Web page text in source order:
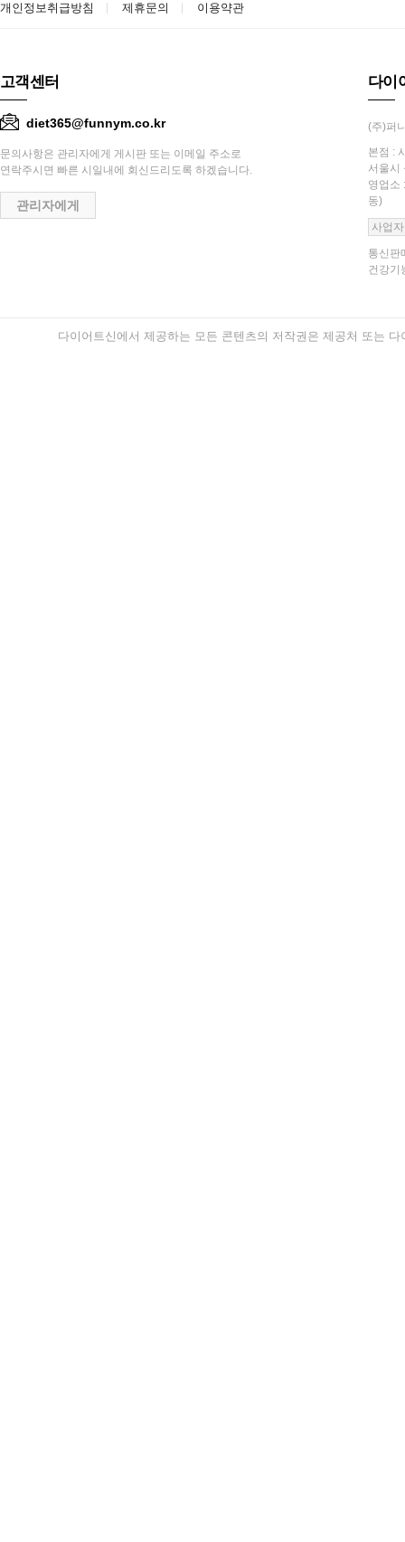
개인정보취급방침 제휴문의 이용약관
고객센터
diet365@funnym.co.kr
문의사항은 관리자에게 게시판 또는 이메일 주소로
연락주시면 빠른 시일내에 회신드리도록 하겠습니다.
관리자에게
다이
(주)퍼
본점 :
서울시
영업소
동)
사업
통신판
건강기
다이어트신에서 제공하는 모든 콘텐츠의 저작권은 제공처 또는